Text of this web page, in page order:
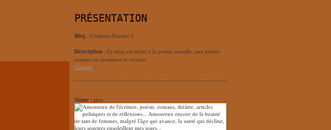
PRÉSENTATION
Blog : Couleurs Poésies 2
Description : Ce blog est dédié à la poésie actuelle, aux poètes
connus ou inconnus et vivants.
Contact
Name : jdor